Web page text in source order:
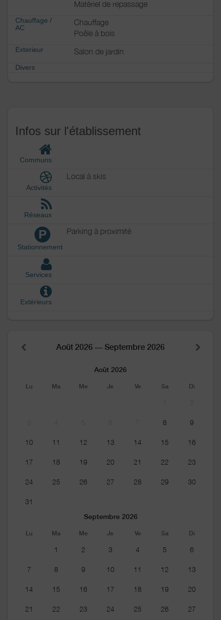
Matériel de repassage
Chauffage /
AC
Chauffage
Poêle à bois
Exterieur Salon de jardin
Divers
Infos sur l'établissement
Communs
Activités
Local à skis
Réseaux
P
Stationnement
Parking à proximité
Services
Extérieurs
Août 2026 — Septembre 2026
Août 2026
Lu Ma Me Je Ve Sa Di
8 9
10 11 12 13 14 15 16
17 18 19 20 21 22 23
24 25 26 27 28 29 30
31
Septembre 2026
Lu Ma Me Je Ve Sa Di
1 2 3 4 5 6
7 8 9 10 11 12 13
14 15 16 17 18 19 20
21 22 23 24 25 26 27